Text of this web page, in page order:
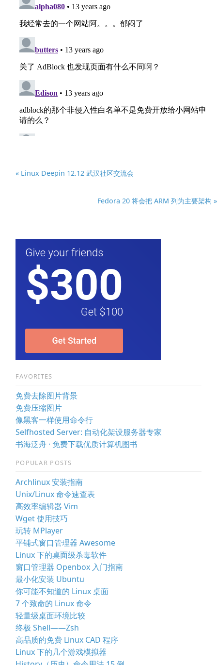
« Linux Deepin 12.12 武汉社区交流会
Fedora 20 将会把 ARM 列为主要架构 »
FAVORITES
免费去除图片背景
免费压缩图片
像黑客一样使用命令行
Selfhosted Server: 自动化架设服务器专家
书海泛舟 · 免费下载优质计算机图书
POPULAR POSTS
Archlinux 安装指南
Unix/Linux 命令速查表
高效率编辑器 Vim
Wget 使用技巧
玩转 MPlayer
平铺式窗口管理器 Awesome
Linux 下的桌面级杀毒软件
窗口管理器 Openbox 入门指南
最小化安装 Ubuntu
你可能不知道的 Linux 桌面
7 个致命的 Linux 命令
轻量级桌面环境比较
终极 Shell——Zsh
高品质的免费 Linux CAD 程序
Linux 下的几个游戏模拟器